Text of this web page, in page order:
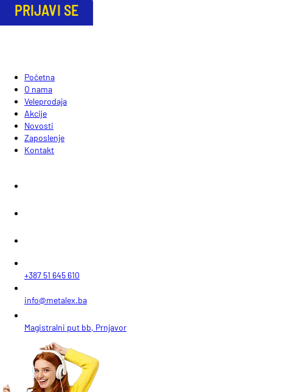
PRIJAVI SE
Početna
O nama
Veleprodaja
Akcije
Novosti
Zaposlenje
Kontakt
+387 51 645 610
info@metalex.ba
Magistralni put bb, Prnjavor